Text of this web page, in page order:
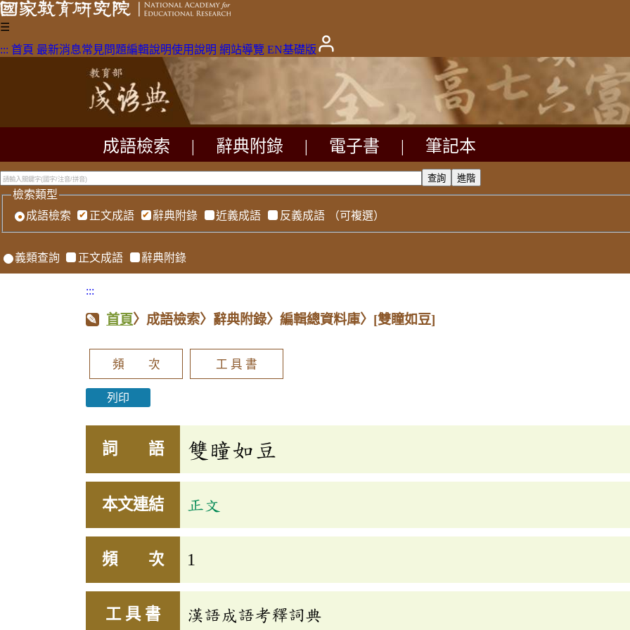
☰
::: 首頁 最新消息常見問題編輯說明使用說明 網站導覽 EN基礎版
成語檢索 辭典附錄 電子書 筆記本
檢索類型
成語檢索
正文成語 辭典附錄 近義成語 反義成語 （可複選）
義類查詢 正文成語 辭典附錄
:::
首頁〉成語檢索〉辭典附錄〉編輯總資料庫〉 [雙瞳如豆]
頻 次 工 具 書
列印
詞 語 雙瞳如豆
本文連結 正文
頻 次 1
工 具 書 漢語成語考釋詞典